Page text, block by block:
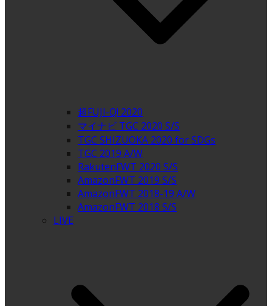
超FUJI-Q! 2020
マイナビ TGC 2020 S/S
TGC SHIZUOKA 2020 for SDGs
TGC 2019 A/W
RakutenFWT 2020 S/S
AmazonFWT 2019 S/S
AmazonFWT 2018-19 A/W
AmazonFWT 2018 S/S
LIVE